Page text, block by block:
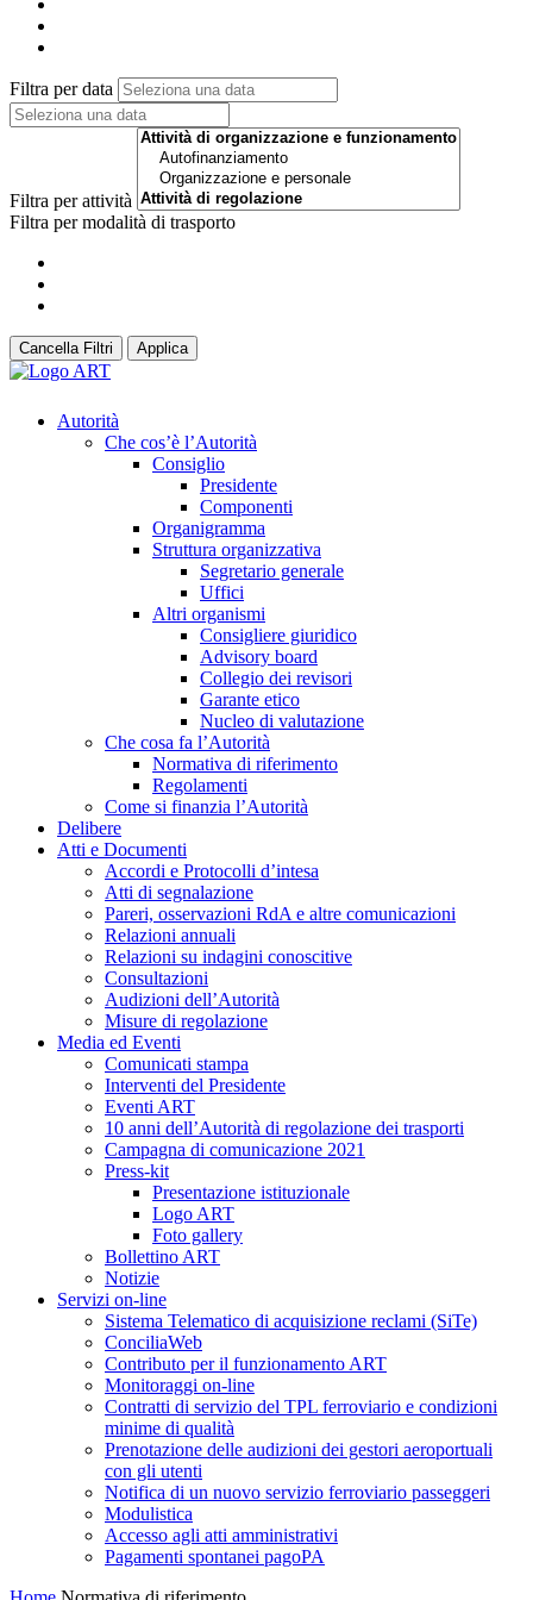
Filtra per data
Filtra per attività
Filtra per modalità di trasporto
Cancella Filtri Applica
Autorità
Che cos’è l’Autorità
Consiglio
Presidente
Componenti
Organigramma
Struttura organizzativa
Segretario generale
Uffici
Altri organismi
Consigliere giuridico
Advisory board
Collegio dei revisori
Garante etico
Nucleo di valutazione
Che cosa fa l’Autorità
Normativa di riferimento
Regolamenti
Come si finanzia l’Autorità
Delibere
Atti e Documenti
Accordi e Protocolli d’intesa
Atti di segnalazione
Pareri, osservazioni RdA e altre comunicazioni
Relazioni annuali
Relazioni su indagini conoscitive
Consultazioni
Audizioni dell’Autorità
Misure di regolazione
Media ed Eventi
Comunicati stampa
Interventi del Presidente
Eventi ART
10 anni dell’Autorità di regolazione dei trasporti
Campagna di comunicazione 2021
Press-kit
Presentazione istituzionale
Logo ART
Foto gallery
Bollettino ART
Notizie
Servizi on-line
Sistema Telematico di acquisizione reclami (SiTe)
ConciliaWeb
Contributo per il funzionamento ART
Monitoraggi on-line
Contratti di servizio del TPL ferroviario e condizioni
minime di qualità
Prenotazione delle audizioni dei gestori aeroportuali
con gli utenti
Notifica di un nuovo servizio ferroviario passeggeri
Modulistica
Accesso agli atti amministrativi
Pagamenti spontanei pagoPA